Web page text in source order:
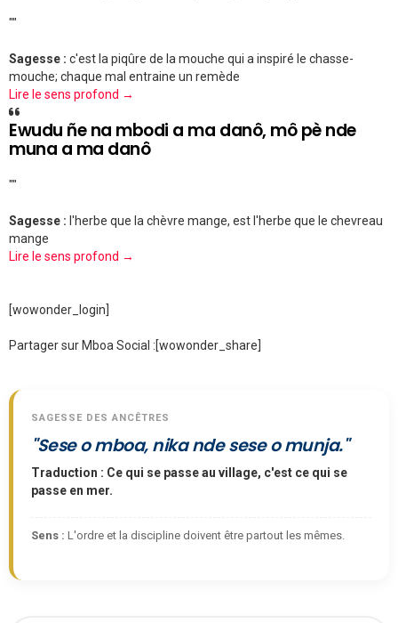
""
Sagesse : c'est la piqûre de la mouche qui a inspiré le chasse-
mouche; chaque mal entraine un remède
Lire le sens profond →
Ewudu ñe na mbodi a ma danô, mô pè nde
muna a ma danô
""
Sagesse : l'herbe que la chèvre mange, est l'herbe que le chevreau
mange
Lire le sens profond →
[wowonder_login]
Partager sur Mboa Social :[wowonder_share]
SAGESSE DES ANCÊTRES
"Sese o mboa, nika nde sese o munja."
Traduction : Ce qui se passe au village, c'est ce qui se
passe en mer.
Sens : L'ordre et la discipline doivent être partout les mêmes.